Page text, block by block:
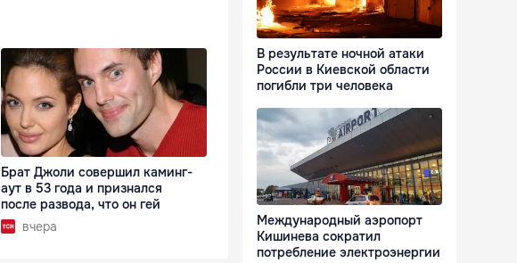
Брат Джоли совершил каминг-
аут в 53 года и признался
после развода, что он гей
вчера
В результате ночной атаки
России в Киевской области
погибли три человека
Международный аэропорт
Кишинева сократил
потребление электроэнергии